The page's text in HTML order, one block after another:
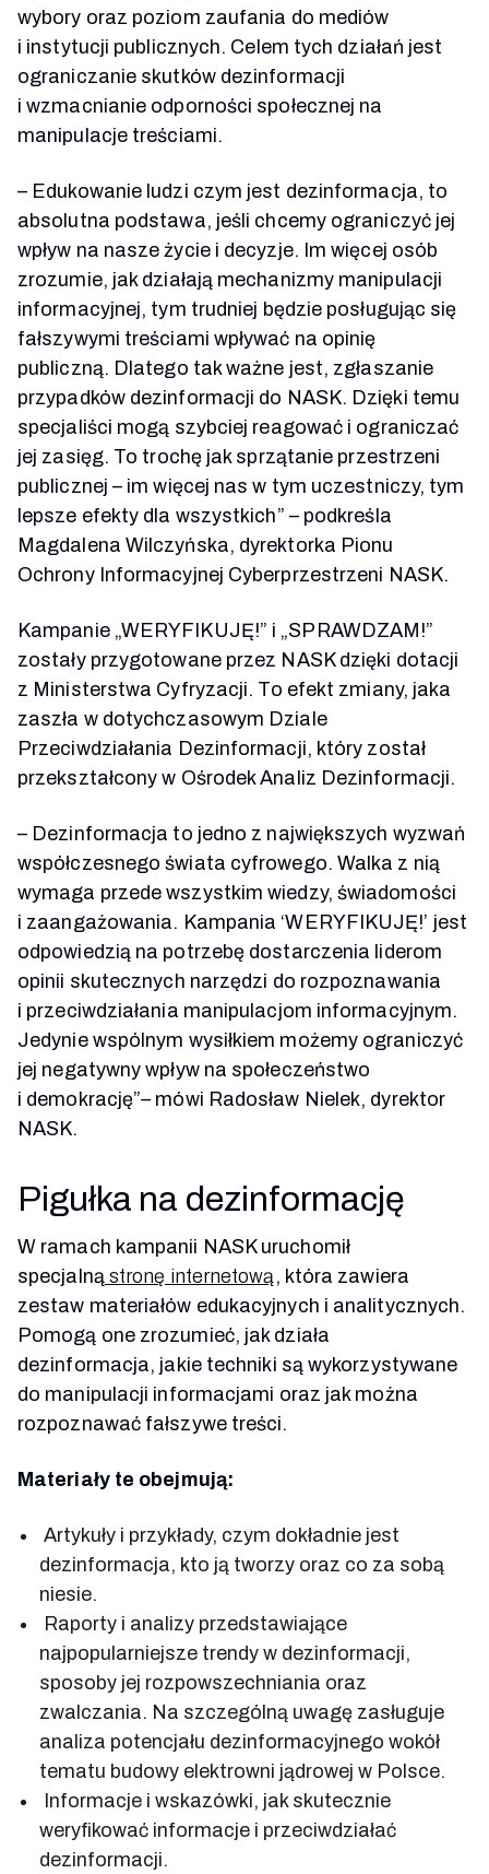
wybory oraz poziom zaufania do mediów
i instytucji publicznych. Celem tych działań jest
ograniczanie skutków dezinformacji
i wzmacnianie odporności społecznej na
manipulacje treściami.
– Edukowanie ludzi czym jest dezinformacja, to
absolutna podstawa, jeśli chcemy ograniczyć jej
wpływ na nasze życie i decyzje. Im więcej osób
zrozumie, jak działają mechanizmy manipulacji
informacyjnej, tym trudniej będzie posługując się
fałszywymi treściami wpływać na opinię
publiczną. Dlatego tak ważne jest, zgłaszanie
przypadków dezinformacji do NASK. Dzięki temu
specjaliści mogą szybciej reagować i ograniczać
jej zasięg. To trochę jak sprzątanie przestrzeni
publicznej – im więcej nas w tym uczestniczy, tym
lepsze efekty dla wszystkich” – podkreśla
Magdalena Wilczyńska, dyrektorka Pionu
Ochrony Informacyjnej Cyberprzestrzeni NASK.
Kampanie „WERYFIKUJĘ!” i „SPRAWDZAM!”
zostały przygotowane przez NASK dzięki dotacji
z Ministerstwa Cyfryzacji. To efekt zmiany, jaka
zaszła w dotychczasowym Dziale
Przeciwdziałania Dezinformacji, który został
przekształcony w Ośrodek Analiz Dezinformacji.
– Dezinformacja to jedno z największych wyzwań
współczesnego świata cyfrowego. Walka z nią
wymaga przede wszystkim wiedzy, świadomości
i zaangażowania. Kampania ‘WERYFIKUJĘ!’ jest
odpowiedzią na potrzebę dostarczenia liderom
opinii skutecznych narzędzi do rozpoznawania
i przeciwdziałania manipulacjom informacyjnym.
Jedynie wspólnym wysiłkiem możemy ograniczyć
jej negatywny wpływ na społeczeństwo
i demokrację”– mówi Radosław Nielek, dyrektor
NASK.
Pigułka na dezinformację
W ramach kampanii NASK uruchomił
specjalnąstronę internetową, która zawiera
zestaw materiałów edukacyjnych i analitycznych.
Pomogą one zrozumieć, jak działa
dezinformacja, jakie techniki są wykorzystywane
do manipulacji informacjami oraz jak można
rozpoznawać fałszywe treści.
Materiały te obejmują:
Artykuły i przykłady, czym dokładnie jest
dezinformacja, kto ją tworzy oraz co za sobą
niesie.
Raporty i analizy przedstawiające
najpopularniejsze trendy w dezinformacji,
sposoby jej rozpowszechniania oraz
zwalczania. Na szczególną uwagę zasługuje
analiza potencjału dezinformacyjnego wokół
tematu budowy elektrowni jądrowej w Polsce.
Informacje i wskazówki, jak skutecznie
weryfikować informacje i przeciwdziałać
dezinformacji.